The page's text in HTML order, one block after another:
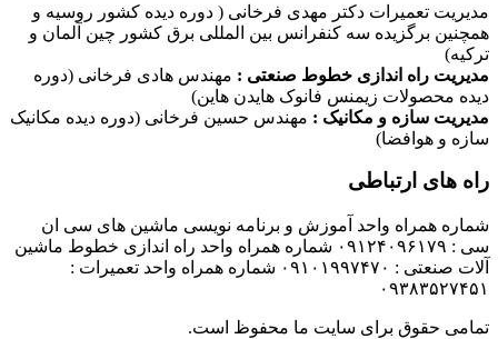
مدیریت تعمیرات دکتر مهدی فرخانی ( دوره دیده کشور روسیه و
همچنین برگزیده سه کنفرانس بین المللی برق کشور چین آلمان و
ترکیه)
مدیریت راه اندازی خطوط صنعتی : مهندس هادی فرخانی (دوره
دیده محصولات زیمنس فانوک هایدن هاین)
مدیریت سازه و مکانیک : مهندس حسین فرخانی (دوره دیده مکانیک
سازه و هوافضا)
راه های ارتباطی
شماره همراه واحد آموزش و برنامه نویسی ماشین های سی ان
سی : ۰۹۱۲۴۰۹۶۱۷۹ شماره همراه واحد راه اندازی خطوط ماشین
آلات صنعتی : ۰۹۱۰۱۹۹۷۴۷۰ شماره همراه واحد تعمیرات :
۰۹۳۸۳۵۲۷۴۵۱
تمامی حقوق برای سایت ما محفوظ است.